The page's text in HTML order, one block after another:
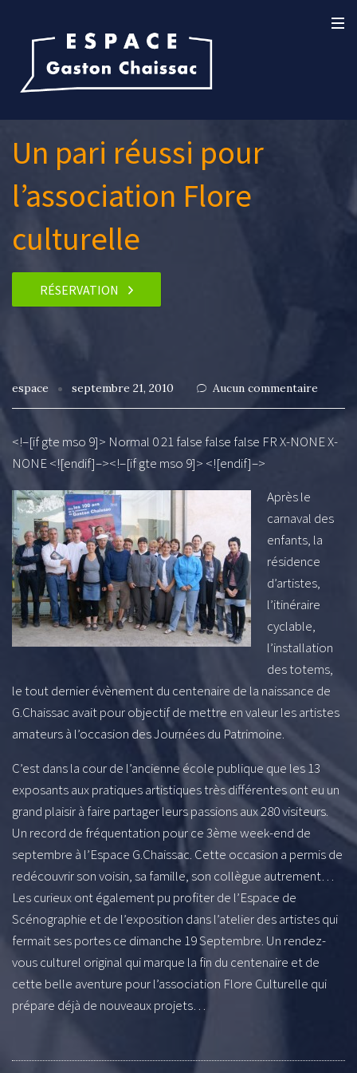
Un pari réussi pour
l’association Flore
culturelle
RÉSERVATION
espace septembre 21, 2010 Aucun commentaire
<!–[if gte mso 9]> Normal 0 21 false false false FR X-NONE X-
NONE <![endif]–><!–[if gte mso 9]> <![endif]–>
Après le
carnaval des
enfants, la
résidence
d’artistes,
l’itinéraire
cyclable,
l’installation
des totems,
le tout dernier évènement du centenaire de la naissance de
G.Chaissac avait pour objectif de mettre en valeur les artistes
amateurs à l’occasion des Journées du Patrimoine.
C’est dans la cour de l’ancienne école publique que les 13
exposants aux pratiques artistiques très différentes ont eu un
grand plaisir à faire partager leurs passions aux 280 visiteurs.
Un record de fréquentation pour ce 3ème week-end de
septembre à l’Espace G.Chaissac. Cette occasion a permis de
redécouvrir son voisin, sa famille, son collègue autrement…
Les curieux ont également pu profiter de l’Espace de
Scénographie etde l’exposition dans l’atelier des artistes qui
fermait ses portes ce dimanche 19 Septembre. Un rendez-
vous culturel original qui marque la fin du centenaire et de
cette belle aventure pour l’association Flore Culturelle qui
prépare déjà de nouveaux projets…